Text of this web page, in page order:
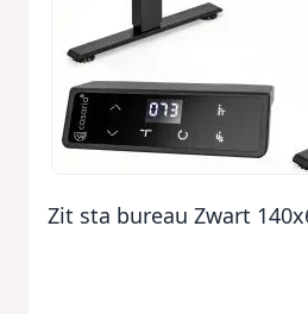
Zit sta bureau Zwart